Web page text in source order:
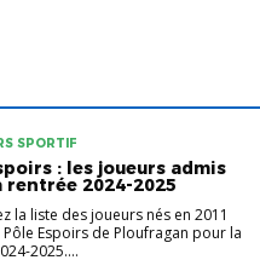
SPORTIF
: les joueurs admis
rentrée 2024-2025
la liste des joueurs nés en 2011
Pôle Espoirs de Ploufragan pour la
2025....